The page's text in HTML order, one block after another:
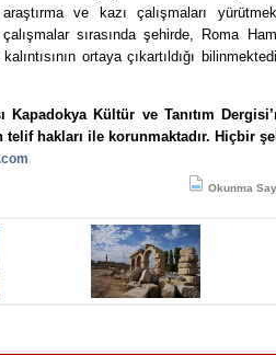
ve kazı çalışmaları
çalışmalar sırasında şehirde, Roma
ortaya çıkartıldığı
Kapadokya Kültür ve Tanıtım
telif hakları ile korunmaktadır. Hiçbir
Okunma